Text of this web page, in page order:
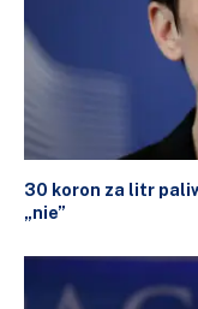
30 koron za litr
„nie”